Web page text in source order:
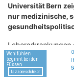
Universität Bern
nur medizinische,
Lebererkrankungen
grössten
Analyse der
284’000 Menschen